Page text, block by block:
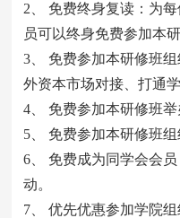
2、 免费终身复读：为
员可以终身免费参加本
3、 免费参加本研修班
外资本市场对接、打通
4、 免费参加本研修班举
5、 免费参加本研修班
6、 免费成为同学会会
动。
7、 优先优惠参加学院